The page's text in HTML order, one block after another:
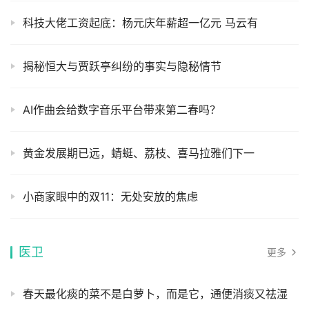
科技大佬工资起底：杨元庆年薪超一亿元 马云有
揭秘恒大与贾跃亭纠纷的事实与隐秘情节
AI作曲会给数字音乐平台带来第二春吗？
黄金发展期已远，蜻蜓、荔枝、喜马拉雅们下一
小商家眼中的双11：无处安放的焦虑
医卫 更多
春天最化痰的菜不是白萝卜，而是它，通便消痰又祛湿